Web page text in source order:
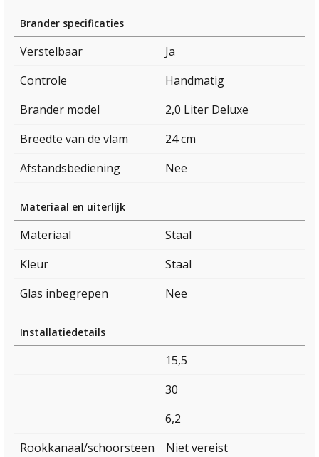
Brander specificaties
Verstelbaar
Ja
Controle
Handmatig
Brander model
2,0 Liter Deluxe
Breedte van de vlam
24 cm
Afstandsbediening
Nee
Materiaal en uiterlijk
Materiaal
Staal
Kleur
Staal
Glas inbegrepen
Nee
Installatiedetails
15,5
30
6,2
Rookkanaal/schoorsteen
Niet vereist